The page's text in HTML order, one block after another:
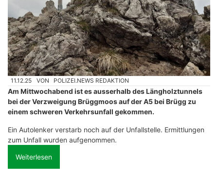
11.12.25 VON POLIZEI.NEWS REDAKTION
Am Mittwochabend ist es ausserhalb des Längholztunnels
bei der Verzweigung Brüggmoos auf der A5 bei Brügg zu
einem schweren Verkehrsunfall gekommen.
Ein Autolenker verstarb noch auf der Unfallstelle. Ermittlungen
zum Unfall wurden aufgenommen.
Weiterlesen